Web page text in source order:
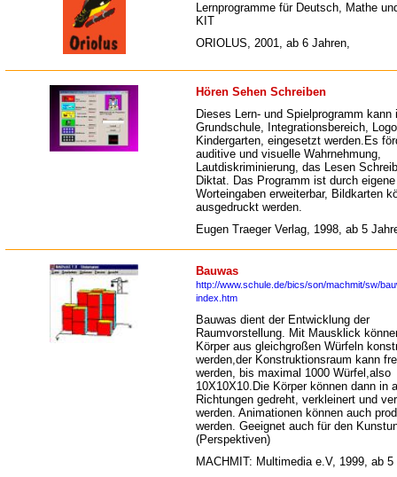
Lernprogramme für Deutsch, Mathe
KIT
ORIOLUS, 2001, ab 6 Jahren,
Hören Sehen Schreiben
Dieses Lern- und Spielprogramm kann
Grundschule, Integrationsbereich,
Kindergarten, eingesetzt werden.Es
auditive und visuelle Wahrnehmung,
Lautdiskriminierung, das Lesen
Diktat. Das Programm ist durch eigene
Worteingaben erweiterbar, Bildkarten
ausgedruckt werden.
Eugen Traeger Verlag, 1998, ab 5
Bauwas
http://www.schule.de/bics/son/machmit/sw/
index.htm
Bauwas dient der Entwicklung der
Raumvorstellung. Mit Mausklick
Körper aus gleichgroßen Würfeln
werden,der Konstruktionsraum kann
werden, bis maximal 1000 Würfel,also
10X10X10.Die Körper können dann in
Richtungen gedreht, verkleinert und
werden. Animationen können auch
werden. Geeignet auch für den
(Perspektiven)
MACHMIT: Multimedia e.V, 1999, ab 5